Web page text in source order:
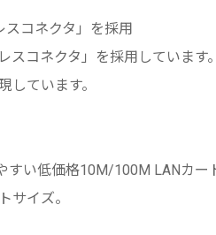
コネクタ」を採用
コネクタ」を採用しています。
ています。
い低価格10M/100M LANカー
サイズ。